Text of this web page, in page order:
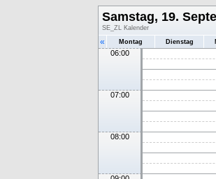
Samstag, 19.
SE_ZL Kalender
« Montag Dienstag
06:00
07:00
08:00